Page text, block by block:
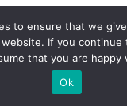
to ensure that we
If you continue
that you are happy
Ok